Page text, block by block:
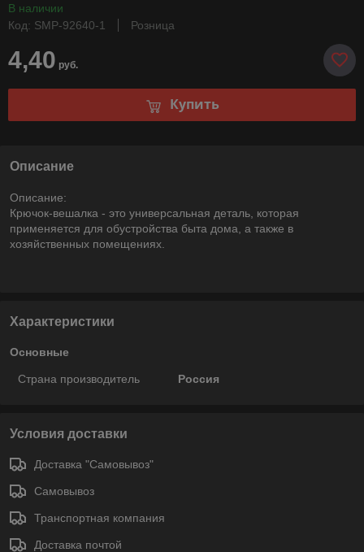
В наличии
Код: SMP-92640-1
Розница
4,40 руб.
Купить
Описание
Описание:
Крючок-вешалка - это универсальная деталь, которая
применяется для обустройства быта дома, а также в
хозяйственных помещениях.
Характеристики
Основные
Страна производитель Россия
Условия доставки
Доставка "Самовывоз"
Самовывоз
Транспортная компания
Доставка почтой